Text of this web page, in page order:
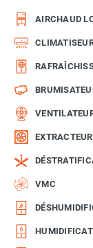
AIRCHAUD
VMC